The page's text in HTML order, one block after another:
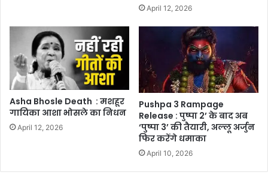
April 12, 2026
Asha Bhosle Death : मशहूर
गायिका आशा भोसले का निधन
April 12, 2026
Pushpa 3 Rampage
Release : पुष्पा 2’ के बाद अब
‘पुष्पा 3’ की तैयारी, अल्लू अर्जुन
फिर करेंगे धमाका
April 10, 2026